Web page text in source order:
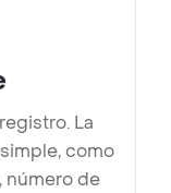
La
como
número de